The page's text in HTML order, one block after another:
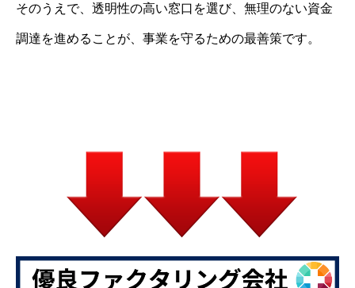
そのうえで、透明性の高い窓口を選び、無理のない資金
調達を進めることが、事業を守るための最善策です。